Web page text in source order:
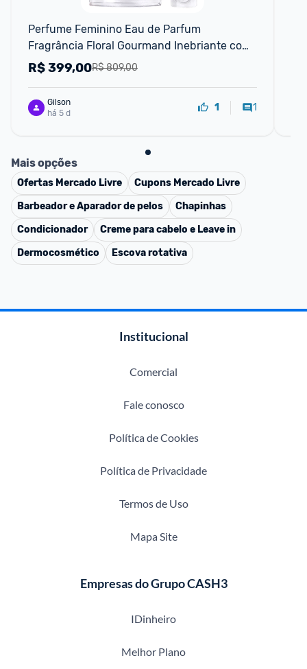
Perfume Feminino Eau de Parfum
Fragrância Floral Gourmand Inebriante com
Notas de Íris Nobre, Baunilha e Pralinê La Vie
R$ 809,00
R$399,00
Gilson
há 5 d
1 1
Mais opções
Ofertas Mercado Livre Cupons Mercado Livre
Barbeador e Aparador de pelos
Chapinhas
Condicionador
Creme para cabelo e Leave in
Dermocosmético
Escova rotativa
Institucional
Comercial
Fale conosco
Política de Cookies
Política de Privacidade
Termos de Uso
Mapa Site
Empresas do Grupo CASH3
IDinheiro
Melhor Plano